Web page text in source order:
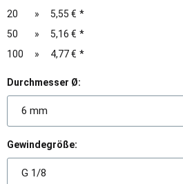
20
» 5,55 € *
50
» 5,16 € *
100
» 4,77 € *
Durchmesser Ø:
6 mm
Gewindegröße:
G 1/8